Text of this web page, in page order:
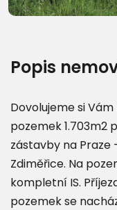
Popis
Dovolujeme si
pozemek 1.703m2
zástavby na
Zdiměřice. Na
kompletní IS.
pozemek se